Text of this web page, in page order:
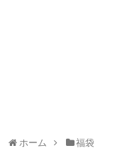
ホーム 福袋